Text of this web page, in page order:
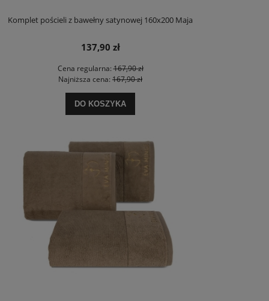
Komplet pościeli z bawełny satynowej 160x200 Maja
137,90 zł
Cena regularna:167,90 zł
Najniższa cena: 167,90 zł
DO KOSZYKA